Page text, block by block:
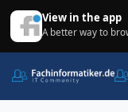
View in the app
A better way to